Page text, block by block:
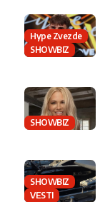
Hype Zvezde
SHOWBIZ
SHOWBIZ
SHOWBIZ
VESTI